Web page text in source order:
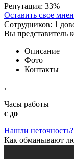
Репутация: 33%
Оставить свое
Сотрудников: 1
Вы представитель
Описание
Фото
Контакты
,
Часы работы
с до
Нашли неточность?
Как обманывают